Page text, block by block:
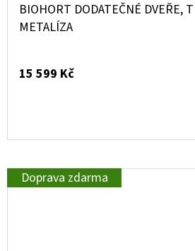
BIOHORT DODATEČNÉ DVEŘE,
METALÍZA
15 599 Kč
Doprava zdarma